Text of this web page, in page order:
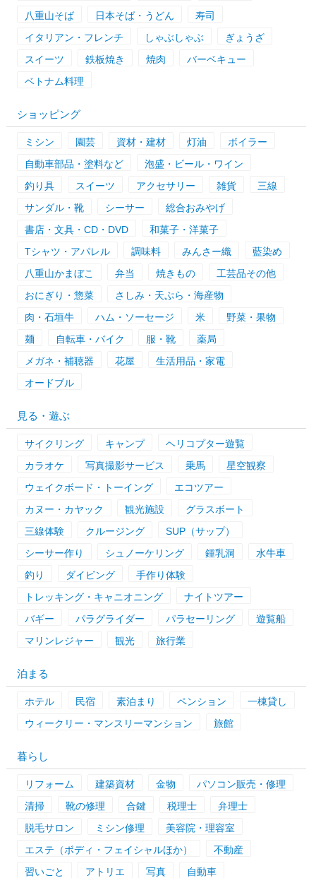
八重山そば 日本そば・うどん
寿司
イタリアン・フレンチ
しゃぶしゃぶ
ぎょうざ
スイーツ
鉄板焼き 焼肉
バーベキュー
ベトナム料理
ショッピング
ミシン 園芸 資材・建材 灯油
ボイラー
自動車部品・塗料など
泡盛・ビール・ワイン
釣り具
スイーツ アクセサリー 雑貨
三線
サンダル・靴
シーサー
総合おみやげ
書店・文具・CD・DVD
和菓子・洋菓子
Tシャツ・アパレル
調味料 みんさー織
藍染め
八重山かまぼこ
弁当 焼きもの
工芸品その他
おにぎり・惣菜
さしみ・天ぷら・海産物
肉・石垣牛
ハム・ソーセージ 米
野菜・果物
麺
自転車・バイク 服・靴
薬局
メガネ・補聴器
花屋
生活用品・家電
オードブル
見る・遊ぶ
サイクリング キャンプ
ヘリコプター遊覧
カラオケ
写真撮影サービス 乗馬
星空観察
ウェイクボード・トーイング
エコツアー
カヌー・カヤック
観光施設
グラスボート
三線体験
クルージング
SUP（サップ）
シーサー作り
シュノーケリング 鍾乳洞
水牛車
釣り
ダイビング
手作り体験
トレッキング・キャニオニング
ナイトツアー
バギー
パラグライダー パラセーリング
遊覧船
マリンレジャー
観光 旅行業
泊まる
ホテル 民宿 素泊まり ペンション
一棟貸し
ウィークリー・マンスリーマンション
旅館
暮らし
リフォーム 建築資材 金物
パソコン販売・修理
清掃
靴の修理 合鍵 税理士
弁理士
脱毛サロン
ミシン修理
美容院・理容室
エステ（ボディ・フェイシャルほか）
不動産
習いごと
アトリエ 写真
自動車